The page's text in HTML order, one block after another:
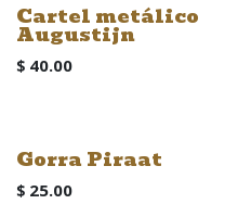
Cartel metálico
Augustijn
$ 40.00
Gorra Piraat
$ 25.00